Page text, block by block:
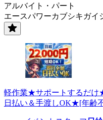
アルバイト・パート
エースパワーカブシキガ
軽作業★サポートするだ
日払い＆手渡しOK★[年齢